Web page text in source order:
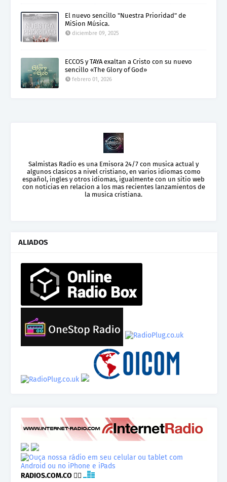
El nuevo sencillo "Nuestra Prioridad" de
MiSion Música.
diciembre 09, 2025
ECCOS y TAYA exaltan a Cristo con su nuevo
sencillo «The Glory of God»
febrero 01, 2026
Salmistas Radio es una Emisora 24/7 con musica actual y
algunos clasicos a nivel cristiano, en varios idiomas como
español, ingles y otros idiomas, igualmente con un sitio web
con noticias en relacion a los mas recientes lanzamientos de
la musica cristiana.
ALIADOS
RADIOS.COM.CO 👉🏾